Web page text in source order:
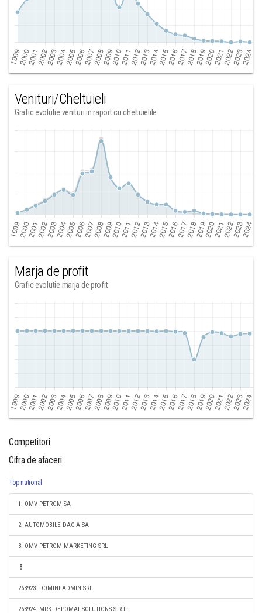
Venituri/Cheltuieli
Grafic evolutie venituri in raport cu cheltuielile
Marja de profit
Grafic evolutie marja de profit
Competitori
Cifra de afaceri
Top national
1. OMV PETROM SA
2. AUTOMOBILE-DACIA SA
3. OMV PETROM MARKETING SRL
263923. DOMINI ADMIN SRL
263924. MRK DEPOMAT SOLUTIONS S.R.L.